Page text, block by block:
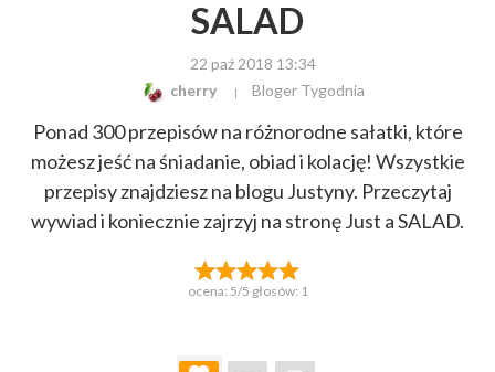
SALAD
22 paź 2018 13:34
cherry
Bloger Tygodnia
Ponad 300 przepisów na różnorodne sałatki, które
możesz jeść na śniadanie, obiad i kolację! Wszystkie
przepisy znajdziesz na blogu Justyny. Przeczytaj
wywiad i koniecznie zajrzyj na stronę Just a SALAD.
ocena: 5/5 głosów: 1